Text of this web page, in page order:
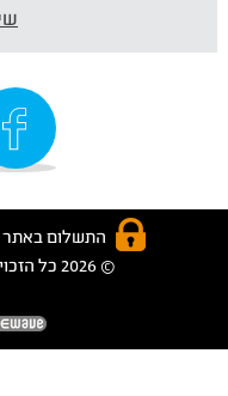
התשלום באתר CBook מאובטח בטכנולוגית SSL
© 2026 כל הזכויות שמורות